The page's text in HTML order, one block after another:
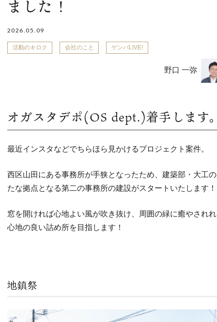
ました！
2026.05.09
活動のキロク 会社のこと ゲンバLIVE!
野口 一弥
オガスタデポ(OS dept.)着手します
最近インスタなどでちらほら見かけるプロジェクト案件。
西区山田にある事務所が手狭となったため、建築部・大工
たな拠点となる第二の事務所の建設がスタートいたします！
窓を開ければ心地よい風が吹き抜け、周囲の緑に癒やされ
心地の良い詰め所を目指します！
地鎮祭